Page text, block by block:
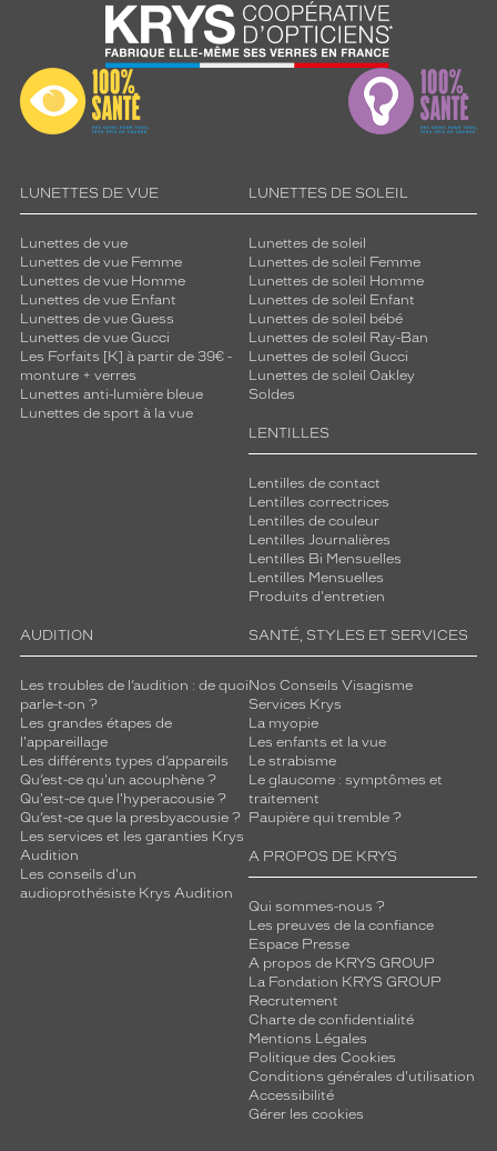
LUNETTES DE VUE
Lunettes de vue
Lunettes de vue Femme
Lunettes de vue Homme
Lunettes de vue Enfant
Lunettes de vue Guess
Lunettes de vue Gucci
Les Forfaits [K] à partir de 39€ -
monture + verres
Lunettes anti-lumière bleue
Lunettes de sport à la vue
LUNETTES DE SOLEIL
Lunettes de soleil
Lunettes de soleil Femme
Lunettes de soleil Homme
Lunettes de soleil Enfant
Lunettes de soleil bébé
Lunettes de soleil Ray-Ban
Lunettes de soleil Gucci
Lunettes de soleil Oakley
Soldes
LENTILLES
Lentilles de contact
Lentilles correctrices
Lentilles de couleur
Lentilles Journalières
Lentilles Bi Mensuelles
Lentilles Mensuelles
Produits d'entretien
AUDITION
Les troubles de l’audition : de quoi
parle-t-on ?
Les grandes étapes de
l'appareillage
Les différents types d’appareils
Qu’est-ce qu'un acouphène ?
Qu'est-ce que l'hyperacousie ?
Qu’est-ce que la presbyacousie ?
Les services et les garanties Krys
Audition
Les conseils d'un
audioprothésiste Krys Audition
SANTÉ, STYLES ET SERVICES
Nos Conseils Visagisme
Services Krys
La myopie
Les enfants et la vue
Le strabisme
Le glaucome : symptômes et
traitement
Paupière qui tremble ?
A PROPOS DE KRYS
Qui sommes-nous ?
Les preuves de la confiance
Espace Presse
A propos de KRYS GROUP
La Fondation KRYS GROUP
Recrutement
Charte de confidentialité
Mentions Légales
Politique des Cookies
Conditions générales d'utilisation
Accessibilité
Gérer les cookies